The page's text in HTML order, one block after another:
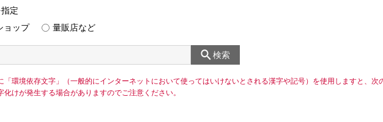
定
ョップ
量販店など
検索
「環境依存文字」（一般的にインターネットにおいて使ってはいけないとされる漢字や記号）を使用しますと、次
化けが発生する場合がありますのでご注意ください。